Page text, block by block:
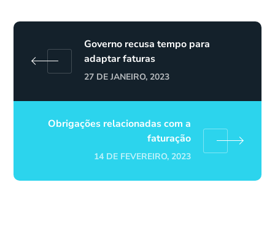
Governo recusa tempo para
adaptar faturas
27 DE JANEIRO, 2023
Obrigações relacionadas com a
faturação
14 DE FEVEREIRO, 2023